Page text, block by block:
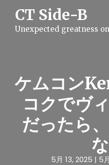
CT Side-B
Unexpected greatness
ケムコン
コクでヴ
だったら
5月 13, 2025 | 5